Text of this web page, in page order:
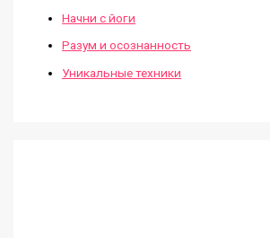
Начни с йоги
Разум и осознанность
Уникальные техники